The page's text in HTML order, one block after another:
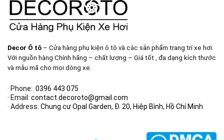
Decor Ô tô – Cửa hàng phụ kiện ô tô và các sản phẩm trang trí xe hơi.
Với nguồn hàng Chính hãng – chất lượng – Giá tốt , đa dạng kích thước
và mẫu mã cho mọi dòng xe.
· Phone: 0396 443 075
· Email: contact.decoroto@gmail.com
· Address: Chung cư Opal Garden, Đ. 20, Hiệp Bình, Hồ Chí Minh